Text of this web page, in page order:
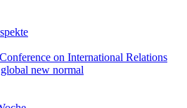
on International Relations
new normal